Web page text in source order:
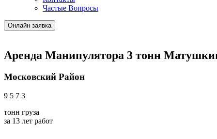
Частые Вопросы
Онлайн заявка
Аренда Манипулятора 3 тонн
Московский Район
9 5 7 3
тонн груза
за 13 лет работ